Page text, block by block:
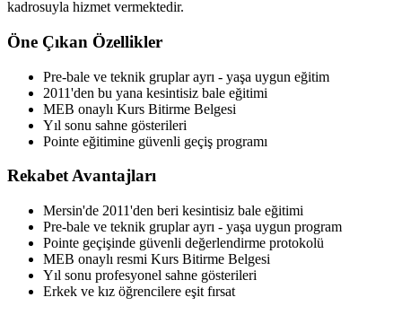
kadrosuyla hizmet vermektedir.
Öne Çıkan Özellikler
Pre-bale ve teknik gruplar ayrı - yaşa uygun eğitim
2011'den bu yana kesintisiz bale eğitimi
MEB onaylı Kurs Bitirme Belgesi
Yıl sonu sahne gösterileri
Pointe eğitimine güvenli geçiş programı
Rekabet Avantajları
Mersin'de 2011'den beri kesintisiz bale eğitimi
Pre-bale ve teknik gruplar ayrı - yaşa uygun program
Pointe geçişinde güvenli değerlendirme protokolü
MEB onaylı resmi Kurs Bitirme Belgesi
Yıl sonu profesyonel sahne gösterileri
Erkek ve kız öğrencilere eşit fırsat